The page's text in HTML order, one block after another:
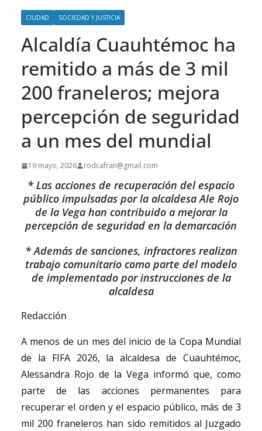
CIUDAD SOCIEDAD Y JUSTICIA
Alcaldía Cuauhtémoc ha
remitido a más de 3 mil
200 franeleros; mejora
percepción de seguridad
a un mes del mundial
19 mayo, 2026 rodcafran@gmail.com
* Las acciones de recuperación del espacio
público impulsadas por la alcaldesa Ale Rojo
de la Vega han contribuido a mejorar la
percepción de seguridad en la demarcación
* Además de sanciones, infractores realizan
trabajo comunitario como parte del modelo
de implementado por instrucciones de la
alcaldesa
Redacción
A menos de un mes del inicio de la Copa Mundial
de la FIFA 2026, la alcaldesa de Cuauhtémoc,
Alessandra Rojo de la Vega informó que, como
parte de las acciones permanentes para
recuperar el orden y el espacio público, más de 3
mil 200 franeleros han sido remitidos al Juzgado